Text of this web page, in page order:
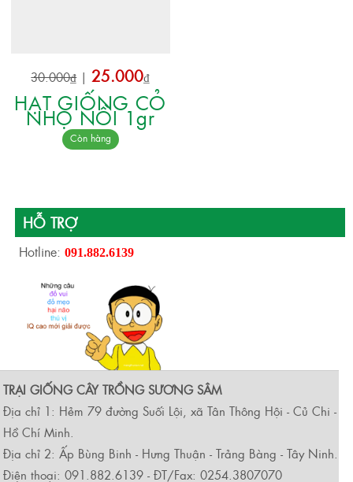
30.000₫|25.000₫
HẠT GIỐNG CỎ
NHỌ NỒI 1gr
Còn hàng
HỖ TRỢ
Hotline: 091.882.6139
TRẠI GIỐNG CÂY TRỒNG SƯƠNG SÂM
Địa chỉ 1: Hẻm 79 đường Suối Lội, xã Tân Thông Hội - Củ Chi -
Hồ Chí Minh.
Địa chỉ 2: Ấp Bùng Binh - Hưng Thuận - Trảng Bàng - Tây Ninh.
Điện thoại: 091.882.6139 - ĐT/Fax: 0254.3807070